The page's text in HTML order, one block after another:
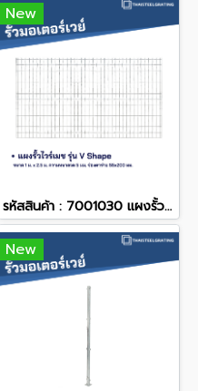
New
รหัสสินค้า : 7001030 แผงรั้วไวร์เมช ขนาด 1 x 2.5 m.
New